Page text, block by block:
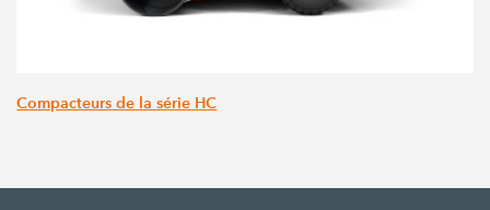
Compacteurs de la série HC